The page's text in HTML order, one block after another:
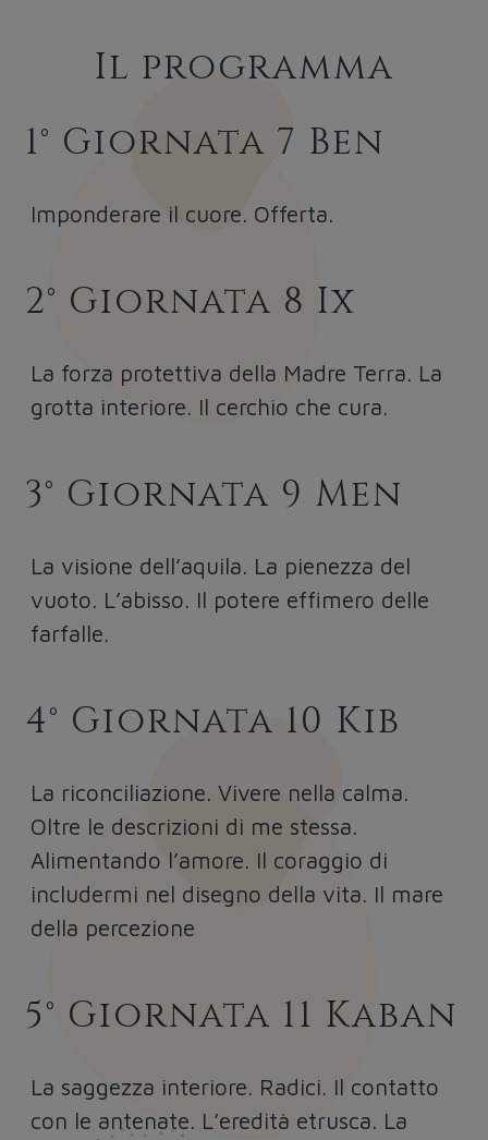
Il programma
1° Giornata 7 Ben
Imponderare il cuore. Offerta.
2° Giornata 8 Ix
La forza protettiva della Madre Terra. La
grotta interiore. Il cerchio che cura.
3° Giornata 9 Men
La visione dell’aquila. La pienezza del
vuoto. L’abisso. Il potere effimero delle
farfalle.
4° Giornata 10 Kib
La riconciliazione. Vivere nella calma.
Oltre le descrizioni di me stessa.
Alimentando l’amore. Il coraggio di
includermi nel disegno della vita. Il mare
della percezione
5° Giornata 11 Kaban
La saggezza interiore. Radici. Il contatto
con le antenate. L’eredità etrusca. La